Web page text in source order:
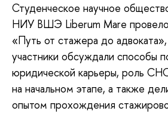
Студенческое научное
НИУ ВШЭ Liberum Mare
«Путь от стажера до
участники обсуждали способы
юридической карьеры, роль
на начальном этапе, а также
опытом прохождения